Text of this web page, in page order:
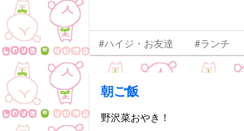
#ハイジ・お友達 #ランチ
朝ご飯
野沢菜おやき！